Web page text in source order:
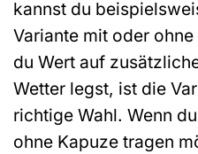
kannst du
Variante mit oder
du Wert auf
Wetter legst, ist die
richtige Wahl. Wenn
ohne Kapuze tragen